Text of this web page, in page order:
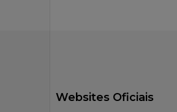
Websites Oficiais